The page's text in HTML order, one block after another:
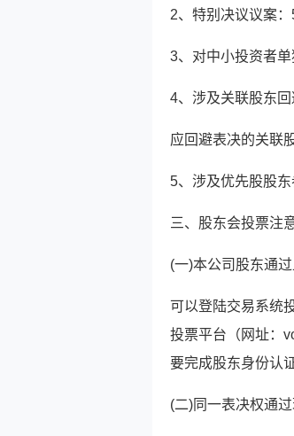
2、特别决议议案：
3、对中小投资者
4、涉及关联股东
应回避表决的关联
5、涉及优先股股
三、股东会投票注
(一)本公司股东通
可以登陆交易系统
投票平台（网址：
要完成股东身份认
(二)同一表决权通